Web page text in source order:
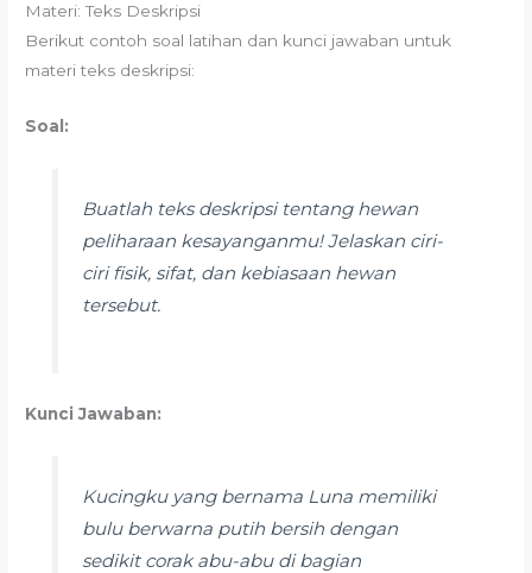
Materi: Teks Deskripsi
Berikut contoh soal latihan dan kunci jawaban untuk
materi teks deskripsi:
Soal:
Buatlah teks deskripsi tentang hewan
peliharaan kesayanganmu! Jelaskan ciri-
ciri fisik, sifat, dan kebiasaan hewan
tersebut.
Kunci Jawaban:
Kucingku yang bernama Luna memiliki
bulu berwarna putih bersih dengan
sedikit corak abu-abu di bagian